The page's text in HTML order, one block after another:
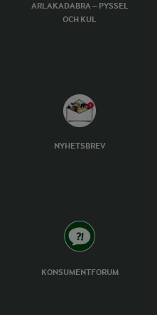
ARLAKADABRA – PYSSEL
OCH KUL
NYHETSBREV
KONSUMENTFORUM